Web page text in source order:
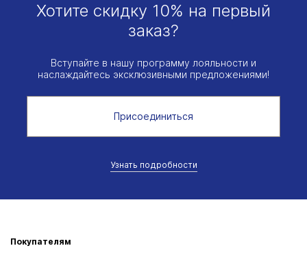
Хотите скидку 10% на первый
заказ?
Вступайте в нашу программу лояльности и
наслаждайтесь эксклюзивными предложениями!
Присоединиться
Узнать подробности
Покупателям